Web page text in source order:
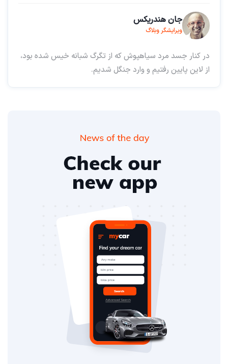
جان هندریکس
ویرایشگر وبلاگ
در کنار جسد مرد سیاهپوش که از تگرگ شبانه خیس شده بود،
از لاین پایین رفتیم و وارد جنگل شدیم.